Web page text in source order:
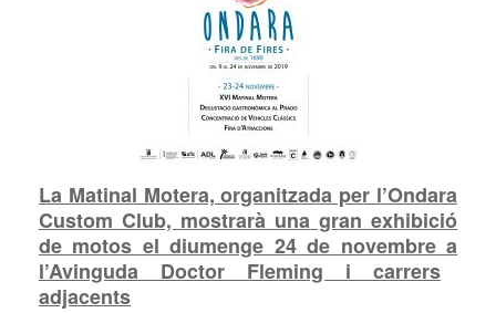
La Matinal Motera, organitzada per l’Ondara
Custom Club, mostrarà una gran exhibició
de motos el diumenge 24de novembrea
l’Avinguda Doctor Fleming i carrers
adjacents